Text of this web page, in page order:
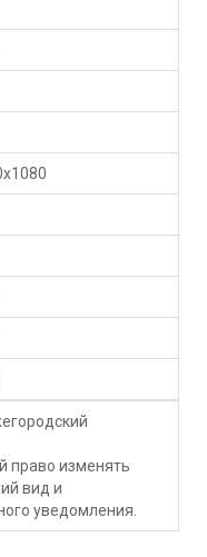
право изменять
вид и
уведомления.